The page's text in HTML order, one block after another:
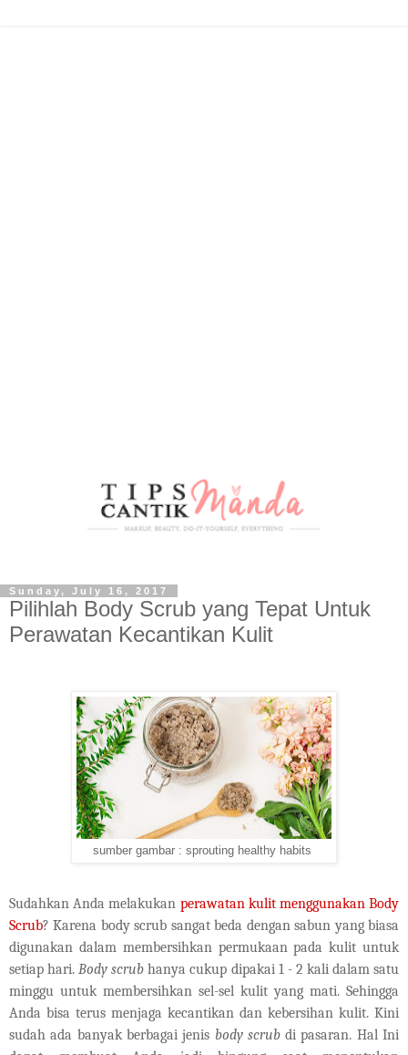
Sunday, July 16, 2017
Pilihlah Body Scrub yang Tepat Untuk
Perawatan Kecantikan Kulit
sumber gambar : sprouting healthy habits
Sudahkan Anda melakukan perawatan kulit menggunakan Body
Scrub? Karena body scrub sangat beda dengan sabun yang biasa
digunakan dalam membersihkan permukaan pada kulit untuk
setiap hari.Body scrub hanya cukup dipakai 1 - 2 kali dalam satu
minggu untuk membersihkan sel-sel kulit yang mati. Sehingga
Anda bisa terus menjaga kecantikan dan kebersihan kulit. Kini
sudah ada banyak berbagai jenis body scrubdi pasaran. Hal Ini